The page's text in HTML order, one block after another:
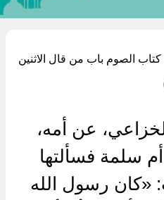
كتاب الصوم باب من قال الاثنين
عن أمه،
سلمة فسألتها
«كان رسول الله